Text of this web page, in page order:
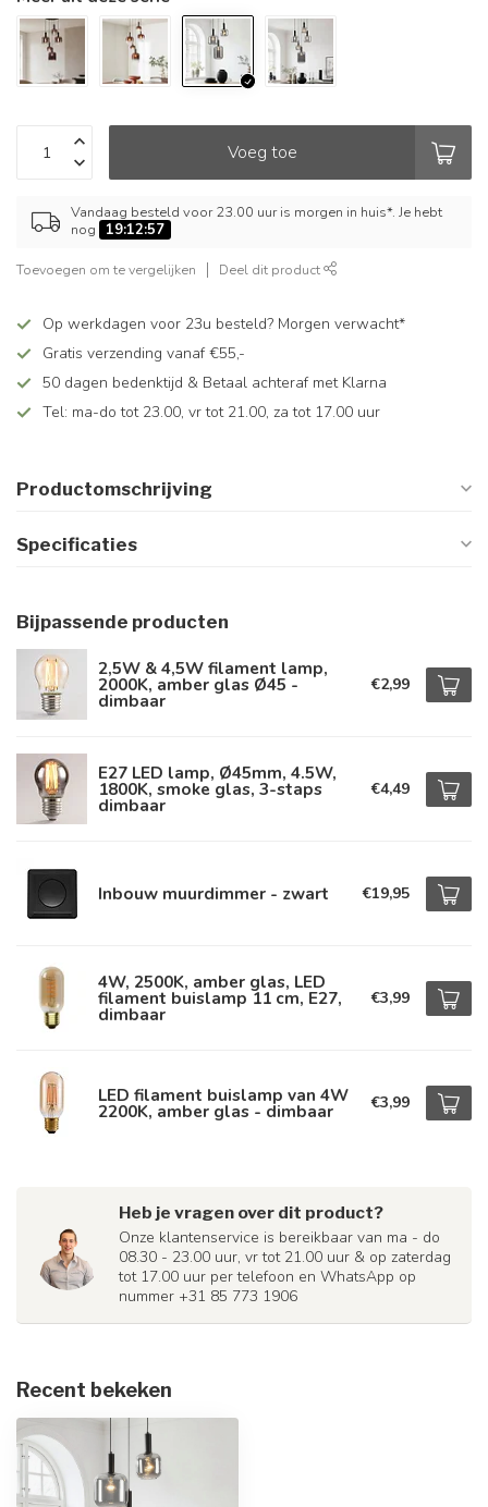
Voeg toe
Vandaag besteld voor 23.00 uur is morgen in huis*. Je hebt
nog
19:12:57
Toevoegen om te vergelijken Deel dit product
Op werkdagen voor 23u besteld? Morgen verwacht*
Gratis verzending vanaf €55,-
50 dagen bedenktijd & Betaal achteraf met Klarna
Tel: ma-do tot 23.00, vr tot 21.00, za tot 17.00 uur
Productomschrijving
Specificaties
Bijpassende producten
2,5W & 4,5W filament lamp,
2000K, amber glas Ø45 -
dimbaar
€2,99
E27 LED lamp, Ø45mm, 4.5W,
1800K, smoke glas, 3-staps
dimbaar
€4,49
Inbouw muurdimmer - zwart €19,95
4W, 2500K, amber glas, LED
filament buislamp 11 cm, E27,
dimbaar
€3,99
LED filament buislamp van 4W
2200K, amber glas - dimbaar €3,99
Heb je vragen over dit product?
Onze klantenservice is bereikbaar van ma - do
08.30 - 23.00 uur, vr tot 21.00 uur & op zaterdag
tot 17.00 uur per telefoon en WhatsApp op
nummer +31 85 773 1906
Recent bekeken